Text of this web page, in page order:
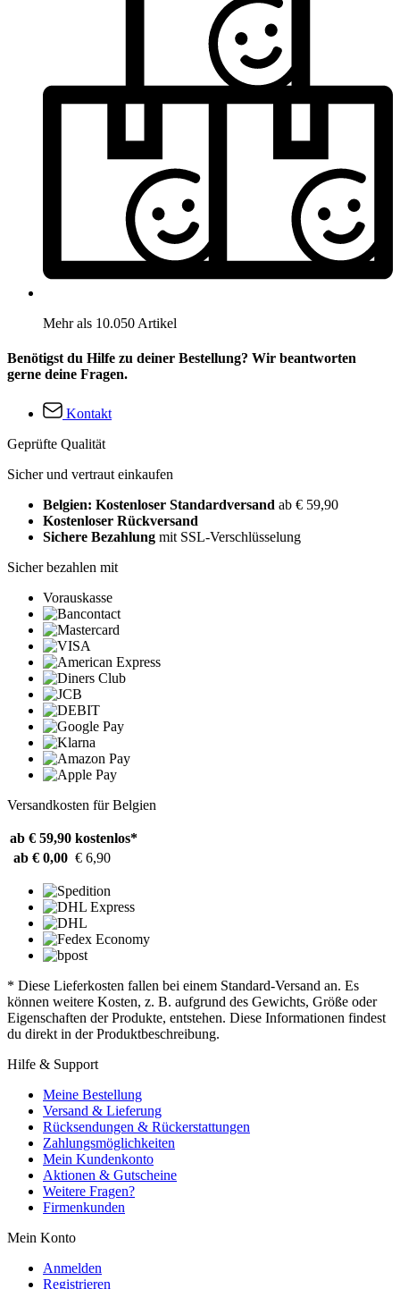
Mehr als 10.050 Artikel
Benötigst du Hilfe zu deiner Bestellung? Wir beantworten
gerne deine Fragen.
Kontakt
Geprüfte Qualität
Sicher und vertraut einkaufen
Belgien: Kostenloser Standardversand ab € 59,90
Kostenloser Rückversand
Sichere Bezahlung mit SSL-Verschlüsselung
Sicher bezahlen mit
Vorauskasse
Versandkosten für Belgien
ab € 59,90 kostenlos*
ab € 0,00 € 6,90
* Diese Lieferkosten fallen bei einem Standard-Versand an. Es
können weitere Kosten, z. B. aufgrund des Gewichts, Größe oder
Eigenschaften der Produkte, entstehen. Diese Informationen findest
du direkt in der Produktbeschreibung.
Hilfe & Support
Meine Bestellung
Versand & Lieferung
Rücksendungen & Rückerstattungen
Zahlungsmöglichkeiten
Mein Kundenkonto
Aktionen & Gutscheine
Weitere Fragen?
Firmenkunden
Mein Konto
Anmelden
Registrieren